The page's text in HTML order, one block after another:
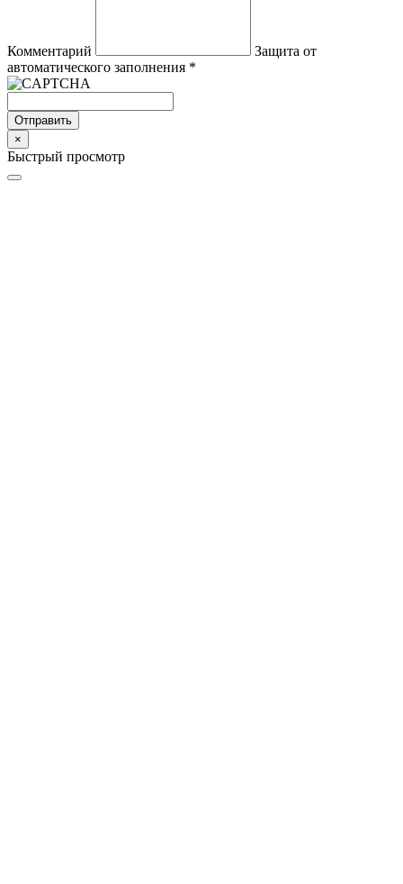
Комментарий
Защита от
автоматического заполнения *
Отправить
×
Быстрый просмотр